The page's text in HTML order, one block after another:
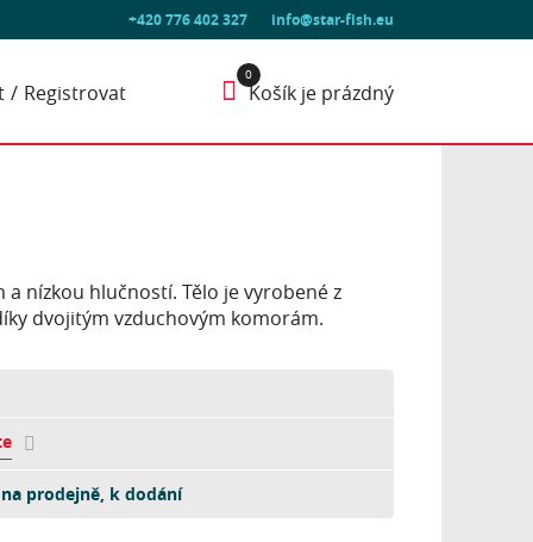
+420 776 402 327 info@star-fish.eu
Registrovat Košík je prázdný
nízkou hlučností. Tělo je vyrobené z
dvojitým vzduchovým komorám.
prodejně, k dodání